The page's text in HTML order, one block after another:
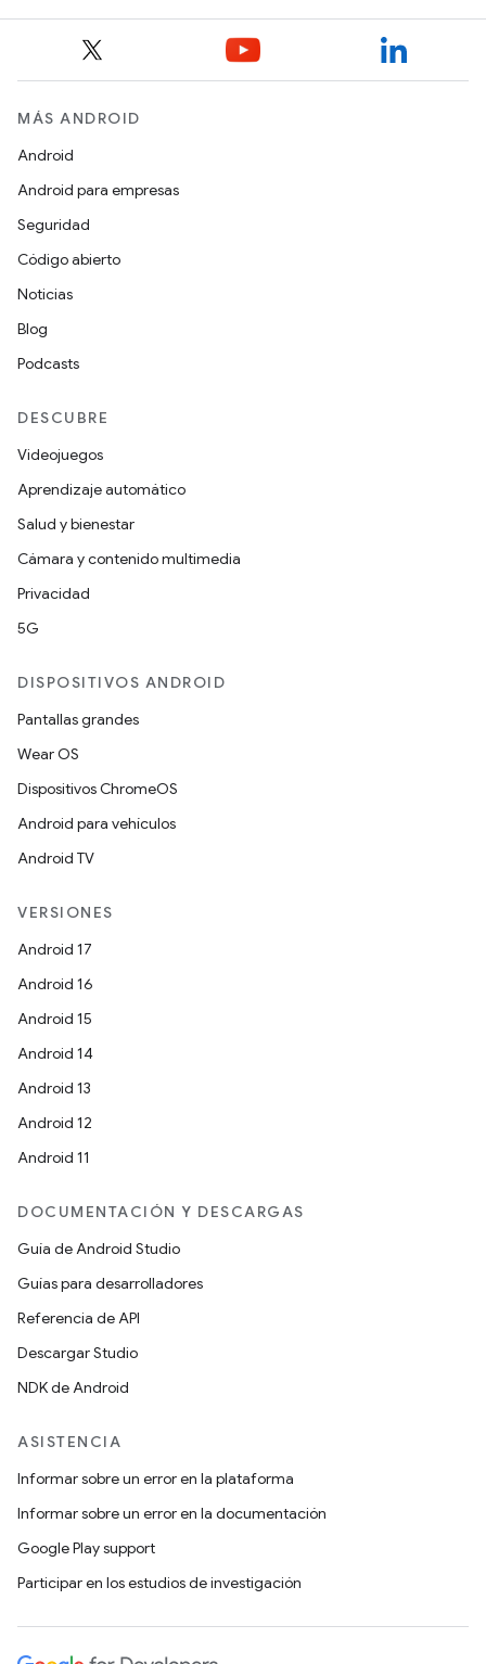
MÁS ANDROID
Android
Android para empresas
Seguridad
Código abierto
Noticias
Blog
Podcasts
DESCUBRE
Videojuegos
Aprendizaje automático
Salud y bienestar
Cámara y contenido multimedia
Privacidad
5G
DISPOSITIVOS ANDROID
Pantallas grandes
Wear OS
Dispositivos ChromeOS
Android para vehículos
Android TV
VERSIONES
Android 17
Android 16
Android 15
Android 14
Android 13
Android 12
Android 11
DOCUMENTACIÓN Y DESCARGAS
Guía de Android Studio
Guías para desarrolladores
Referencia de API
Descargar Studio
NDK de Android
ASISTENCIA
Informar sobre un error en la plataforma
Informar sobre un error en la documentación
Google Play support
Participar en los estudios de investigación